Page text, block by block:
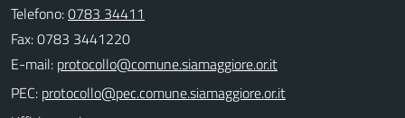
Telefono:0783 34411
Fax: 0783 3441220
E-mail:
PEC: